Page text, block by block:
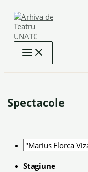
content
Spectacole
Stagiune